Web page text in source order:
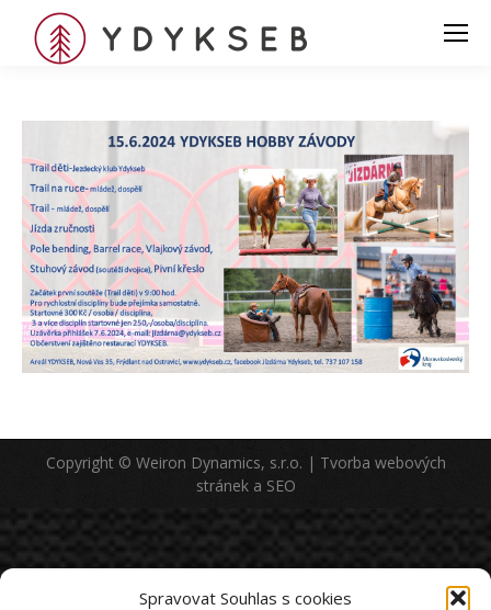
Spravovat Souhlas s cookies
Copyright © Weiron Dynamics, s.r.o. | Tvorba webových
stráneka SEO